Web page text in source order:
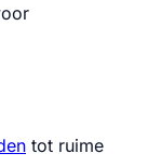
tot ruime